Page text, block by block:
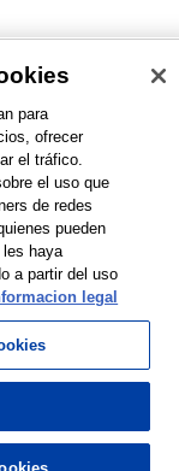
12 >
para
ofrecer
el tráfico.
el uso que
de redes
pueden
les haya
a partir del uso
legal